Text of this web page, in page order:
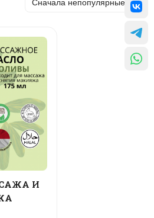
Сначала непопулярные
И